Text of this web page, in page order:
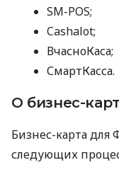
SM-POS;
Cashalot;
ВчасноКаса;
СмартКасса.
О бизнес-
Бизнес-карта
следующих